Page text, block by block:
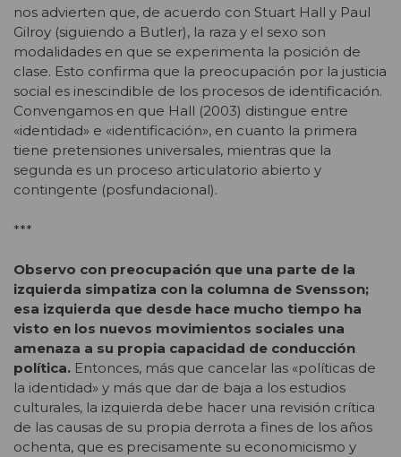
nos advierten que, de acuerdo con Stuart Hall y Paul
Gilroy (siguiendo a Butler), la raza y el sexo son
modalidades en que se experimenta la posición de
clase. Esto confirma que la preocupación por la justicia
social es inescindible de los procesos de identificación.
Convengamos en que Hall (2003) distingue entre
«identidad» e «identificación», en cuanto la primera
tiene pretensiones universales, mientras que la
segunda es un proceso articulatorio abierto y
contingente (posfundacional).
***
Observo con preocupación que una parte de la
izquierda simpatiza con la columna de Svensson;
esa izquierda que desde hace mucho tiempo ha
visto en los nuevos movimientos sociales una
amenaza a su propia capacidad de conducción
política. Entonces, más que cancelar las «políticas de
la identidad» y más que dar de baja a los estudios
culturales, la izquierda debe hacer una revisión crítica
de las causas de su propia derrota a fines de los años
ochenta, que es precisamente su economicismo y